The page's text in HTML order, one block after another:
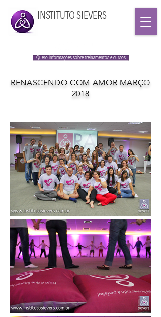
INSTITUTO SIEVERS
Quero informações sobre treinamentos e cursos
RENASCENDO COM AMOR MARÇO
2018